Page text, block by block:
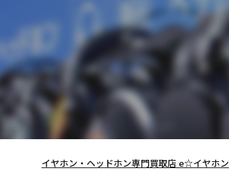
イヤホン・ヘッドホン専門買取店 e☆イヤホン